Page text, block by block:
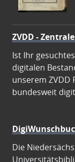
ZVDD -
Ist Ihr
digitalen
unserem ZVDD
bundesweit
Die